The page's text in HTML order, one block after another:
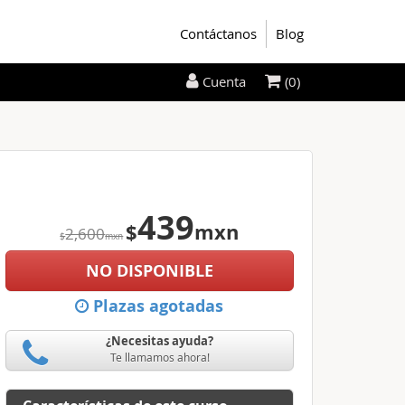
Contáctanos Blog
$2,600mxn $439mxn
NO DISPONIBLE
Plazas agotadas
¿Necesitas ayuda?
Te llamamos ahora!
Cuenta (0)